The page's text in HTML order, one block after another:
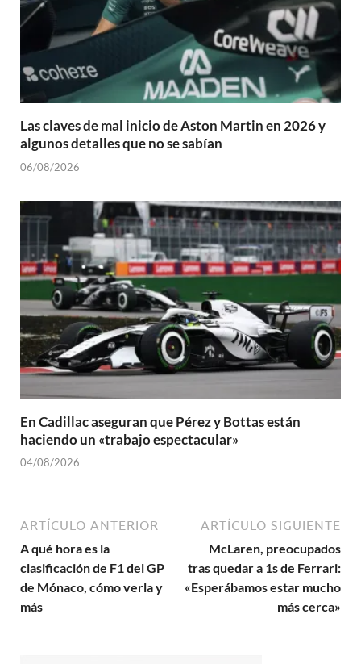
Las claves de mal inicio de Aston Martin en 2026 y
algunos detalles que no se sabían
06/08/2026
En Cadillac aseguran que Pérez y Bottas están
haciendo un «trabajo espectacular»
04/08/2026
ARTÍCULO ANTERIOR
A qué hora es la
clasificación de F1 del GP
de Mónaco, cómo verla y
más
ARTÍCULO SIGUIENTE
McLaren, preocupados
tras quedar a 1s de Ferrari:
«Esperábamos estar mucho
más cerca»